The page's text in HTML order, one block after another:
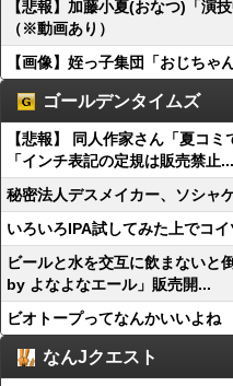
【悲報】加藤小夏(おなつ)「演
（※動画あり）
【画像】姪っ子集団「おじちゃ
ゴールデンタイムズ
【悲報】 同人作家さん「夏コ
「インチ表記の定規は販売禁止...
秘密法人デスメイカー、ソシャ
いろいろIPA試してみた上でコ
ビールと水を交互に飲まないと
by よなよなエール」販売開...
ビオトープってなんかいいよね
なんJクエスト